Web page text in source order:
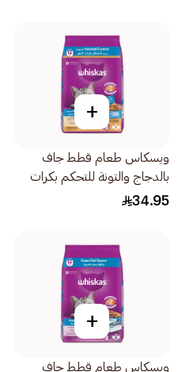
+
ويسكاس طعام قطط جاف
بالدجاج والتونة للتحكم بكرات
الشعر 1.1كيلو
34.95
+
ويسكاس طعام قطط جاف